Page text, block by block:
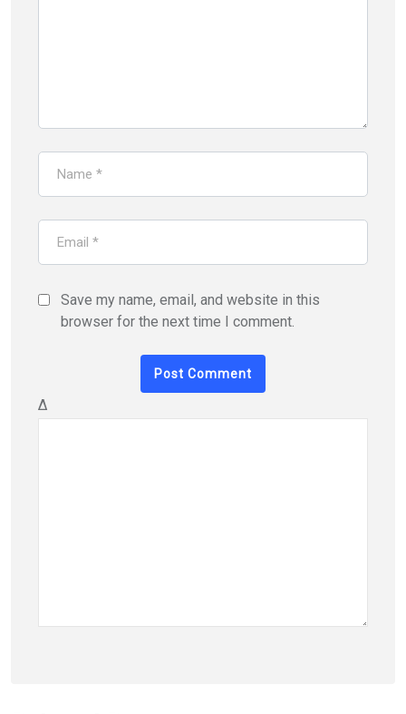
Save my name, email, and website in this
browser for the next time I comment.
Δ